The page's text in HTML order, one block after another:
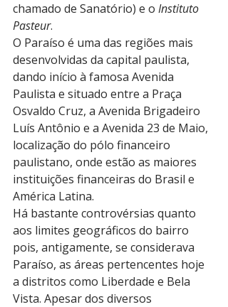
chamado de Sanatório) e o Instituto
Pasteur.
O Paraíso é uma das regiões mais
desenvolvidas da capital paulista,
dando início à famosa Avenida
Paulista e situado entre a Praça
Osvaldo Cruz, a Avenida Brigadeiro
Luís Antônio e a Avenida 23 de Maio,
localização do pólo financeiro
paulistano, onde estão as maiores
instituições financeiras do Brasil e
América Latina.
Há bastante controvérsias quanto
aos limites geográficos do bairro
pois, antigamente, se considerava
Paraíso, as áreas pertencentes hoje
a distritos como Liberdade e Bela
Vista. Apesar dos diversos